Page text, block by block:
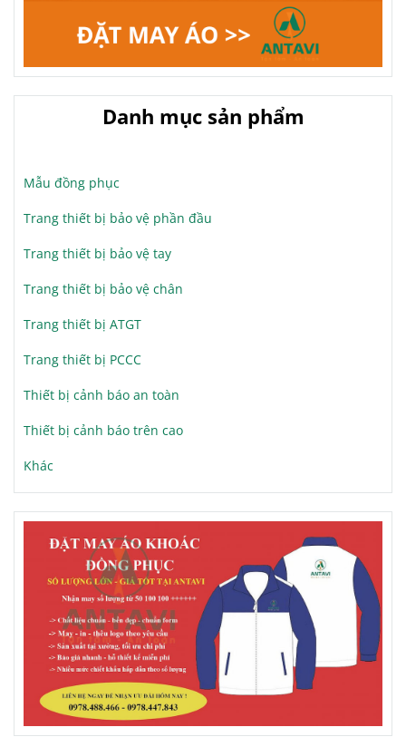
Danh mục sản phẩm
Mẫu đồng phục
Trang thiết bị bảo vệ phần đầu
Trang thiết bị bảo vệ tay
Trang thiết bị bảo vệ chân
Trang thiết bị ATGT
Trang thiết bị PCCC
Thiết bị cảnh báo an toàn
Thiết bị cảnh báo trên cao
Khác